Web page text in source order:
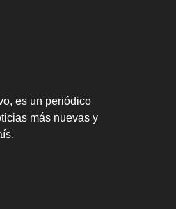
es un periódico
más nuevas y